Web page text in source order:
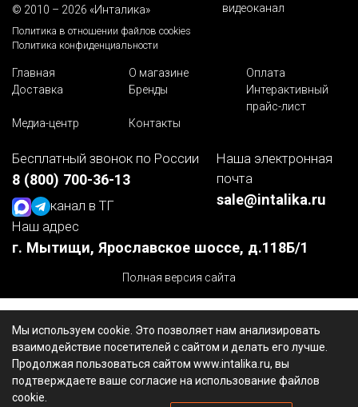
Мы используем cookie. Это позволяет нам анализировать
взаимодействие посетителей с сайтом и делать его лучше.
Продолжая пользоваться сайтом www.intalika.ru, вы
подтверждаете ваше согласие на использование файлов
cookie.
© 2010 – 2026 «Инталика»
Политика в отношении файлов cookies
Политика конфиденциальности
видеоканал
Главная О магазине
Оплата
Доставка
Бренды
Интерактивный
прайс-лист
Медиа-центр
Контакты
Бесплатный звонок по России
8 (800) 700-36-13
канал в ТГ
Наша электронная
почта
sale@intalika.ru
Наш адрес
г. Мытищи, Ярославское шоссе, д.118Б/1
Полная версия сайта